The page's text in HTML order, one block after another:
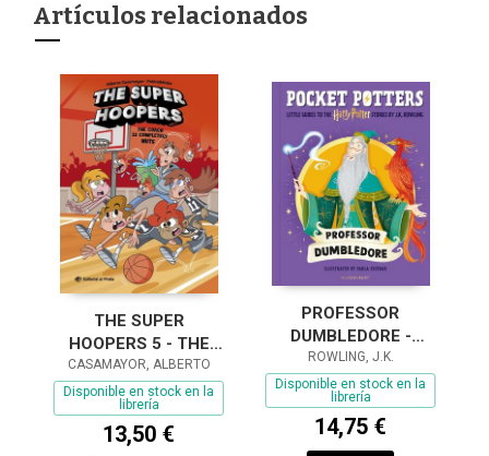
Artículos relacionados
THE SUPER
HOOPERS 5 - THE
COACH IS
COMPLETELY NUTS
CASAMAYOR, ALBERTO
Disponible en stock en la
librería
13,50 €
PROFESSOR
DUMBLEDORE -
LITTLE GUIDES TO
HARRY POTTER
STORIES
ROWLING, J.K.
Disponible en stock en la
librería
14,75 €